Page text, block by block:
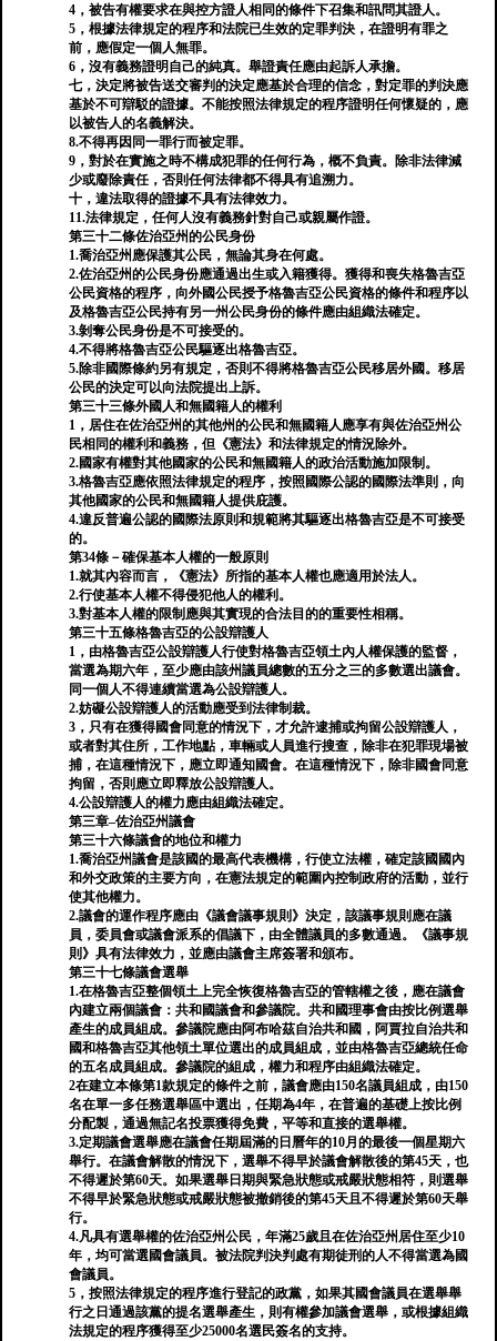
4，被告有權要求在與控方證人相同的條件下召集和訊問其證人。
5，根據法律規定的程序和法院已生效的定罪判決，在證明有罪之
前，應假定一個人無罪。
6，沒有義務證明自己的純真。舉證責任應由起訴人承擔。
七，決定將被告送交審判的決定應基於合理的信念，對定罪的判決應
基於不可辯駁的證據。不能按照法律規定的程序證明任何懷疑的，應
以被告人的名義解決。
8.不得再因同一罪行而被定罪。
9，對於在實施之時不構成犯罪的任何行為，概不負責。除非法律減
少或廢除責任，否則任何法律都不得具有追溯力。
十，違法取得的證據不具有法律效力。
11.法律規定，任何人沒有義務針對自己或親屬作證。
第三十二條佐治亞州的公民身份
1.喬治亞州應保護其公民，無論其身在何處。
2.佐治亞州的公民身份應通過出生或入籍獲得。獲得和喪失格魯吉亞
公民資格的程序，向外國公民授予格魯吉亞公民資格的條件和程序以
及格魯吉亞公民持有另一州公民身份的條件應由組織法確定。
3.剝奪公民​​身份是不可接受的。
4.不得將格魯吉亞公民驅逐出格魯吉亞。
5.除非國際條約另有規定，否則不得將格魯吉亞公民移居外國。移居
公民的決定可以向法院提出上訴。
第三十三條外國人和無國籍人的權利
1，居住在佐治亞州的其他州的公民和無國籍人應享有與佐治亞州公
民相同的權利和義務，但《憲法》和法律規定的情況除外。
2.國家有權對其他國家的公民和無國籍人的政治活動施加限制。
3.格魯吉亞應依照法律規定的程序，按照國際公認的國際法準則，向
其他國家的公民和無國籍人提供庇護。
4.違反普遍公認的國際法原則和規範將其驅逐出格魯吉亞是不可接受
的。
第34條－確保基本人權的一般原則
1.就其內容而言，《憲法》所指的基本人權也應適用於法人。
2.行使基本人權不得侵犯他人的權利。
3.對基本人權的限制應與其實現的合法目的的重要性相稱。
第三十五條格魯吉亞的公設辯護人
1，由格魯吉亞公設辯護人行使對格魯吉亞領土內人權保護的監督，
當選為期六年，至少應由該州議員總數的五分之三的多數選出議會。
同一個人不得連續當選為公設辯護人。
2.妨礙公設辯護人的活動應受到法律制裁。
3，只有在獲得國會同意的情況下，才允許逮捕或拘留公設辯護人，
或者對其住所，工作地點，車輛或人員進行搜查，除非在犯罪現場被
捕，在這種情況下，應立即通知國會。在這種情況下，除非國會同意
拘留，否則應立即釋放公設辯護人。
4.公設辯護人的權力應由組織法確定。
第三章–佐治亞州議會
第三十六條議會的地位和權力
1.喬治亞州議會是該國的最高代表機構，行使立法權，確定該國國內
和外交政策的主要方向，在憲法規定的範圍內控制政府的活動，並行
使其他權力。
2.議會的運作程序應由《議會議事規則》決定，該議事規則應在議
員，委員會或議會派系的倡議下，由全體議員的多數通過。《議事規
則》具有法律效力，並應由議會主席簽署和頒布。
第三十七條議會選舉
1.在格魯吉亞整個領土上完全恢復格魯吉亞的管轄權之後，應在議會
內建立兩個議會：共和國議會和參議院。共和國理事會由按比例選舉
產生的成員組成。參議院應由阿布哈茲自治共和國，阿賈拉自治共和
國和格魯吉亞其他領土單位選出的成員組成，並由格魯吉亞總統任命
的五名成員組成。參議院的組成，權力和程序由組織法確定。
2在建立本條第1款規定的條件之前，議會應由150名議員組成，由150
名在單一多任務選舉區中選出，任期為4年，在普遍的基礎上按比例
分配製，通過無記名投票獲得免費，平等和直接的選舉權。
3.定期議會選舉應在議會任期屆滿的日曆年的10月的最後一個星期六
舉行。在議會解散的情況下，選舉不得早於議會解散後的第45天，也
不得遲於第60天。如果選舉日期與緊急狀態或戒嚴狀態相符，則選舉
不得早於緊急狀態或戒嚴狀態被撤銷後的第45天且不得遲於第60天舉
行。
4.凡具有選舉權的佐治亞州公民，年滿25歲且在佐治亞州居住至少10
年，均可當選國會議員。被法院判決判處有期徒刑的人不得當選為國
會議員。
5，按照法律規定的程序進行登記的政黨，如果其國會議員在選舉舉
行之日通過該黨的提名選舉產生，則有權參加議會選舉，或根據組織
法規定的程序獲得至少25000名選民簽名的支持。